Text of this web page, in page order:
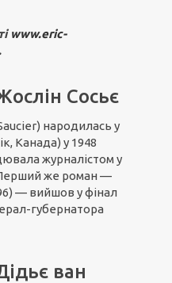
www.eric-
Сосьє
народилась у
Канада) у 1948
журналістом у
Перший же роман —
— вийшов у фінал
губернатора
ван